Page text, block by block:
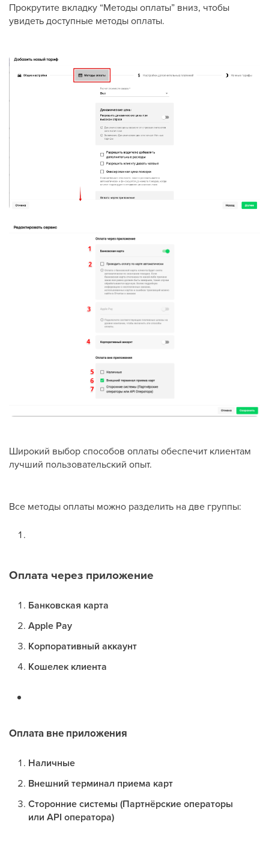
Прокрутите вкладку “Методы оплаты” вниз, чтобы
увидеть доступные методы оплаты.
Широкий выбор способов оплаты обеспечит клиентам
лучший пользовательский опыт.
Все методы оплаты можно разделить на две группы:
Оплата через приложение
Банковская карта
Apple Pay
Корпоративный аккаунт
Кошелек клиента
Оплата вне приложения
Наличные
Внешний терминал приема карт
Сторонние системы (Партнёрские операторы
или API оператора)